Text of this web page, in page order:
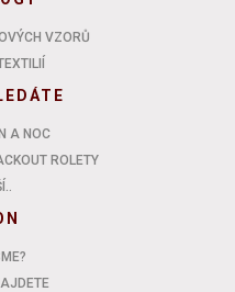
VZORŮ
A NOC
ROLETY